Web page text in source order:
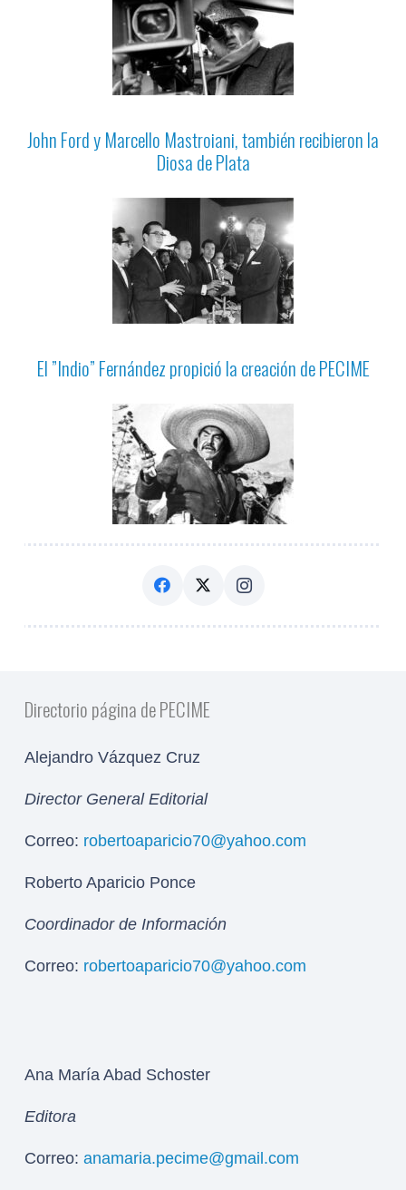
John Ford y Marcello Mastroiani, también recibieron la
Diosa de Plata
El ”Indio” Fernández propició la creación de PECIME
Directorio página de PECIME
Alejandro Vázquez Cruz
Director General Editorial
Correo: robertoaparicio70@yahoo.com
Roberto Aparicio Ponce
Coordinador de Información
Correo: robertoaparicio70@yahoo.com
Ana María Abad Schoster
Editora
Correo: anamaria.pecime@gmail.com